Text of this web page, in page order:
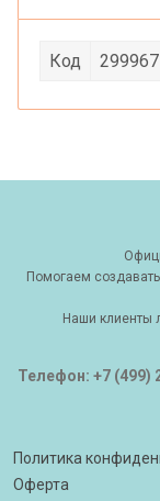
Код 299967
Помогаем
Наши клиенты
Телефон: +7 (499)
Политика
Оферта